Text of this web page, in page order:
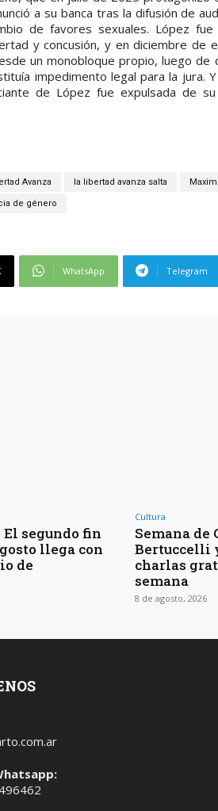
a su banca tras la difusión de
de favores sexuales. López
y concusión, y en diciembre de
un monobloque propio, luego de
impedimento legal para la jura.
de López fue expulsada de
Avanza la libertad avanza salta
de género
WhatsApp Telegram
El segundo fin
llega con
de
Cultura
Semana de
Bertuccelli
charlas
semana
8 de agosto, 2026